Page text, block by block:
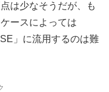
は少なそうだが、も
ースによっては
」に流用するのは難